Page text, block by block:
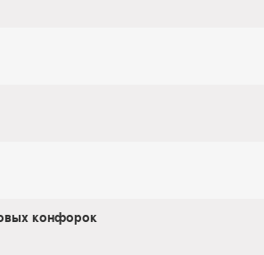
конфорок